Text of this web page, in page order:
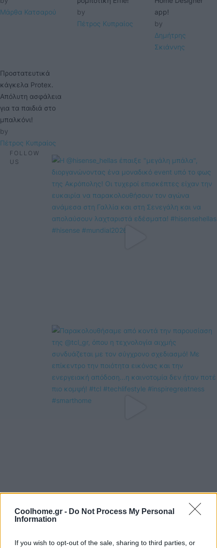
Coolhome.gr - Do Not Process My Personal
Information
If you wish to opt-out of the sale, sharing to third parties, or
Μάρθα Κατσαρού
by
Πέτρος Κυπραίος
app!
by
Δημήτρης
Σκιάννης
Προστατευτικά
κάγκελα Protex.
Απόλυτη ασφάλεια
για τα παιδιά στο
μπαλκόνι!
by
Πέτρος Κυπραίος
FOLLOW
US